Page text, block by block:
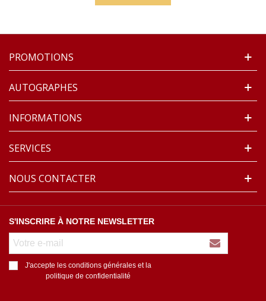
PROMOTIONS
AUTOGRAPHES
INFORMATIONS
SERVICES
NOUS CONTACTER
S'INSCRIRE À NOTRE NEWSLETTER
J'accepte les conditions générales et la
politique de confidentialité